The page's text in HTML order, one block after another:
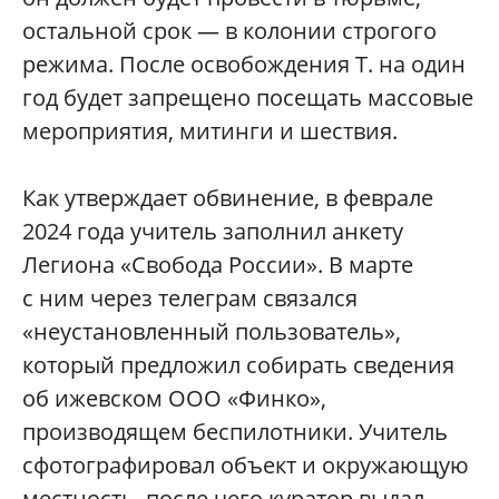
остальной срок — в колонии строгого
режима. После освобождения Т. на один
год будет запрещено посещать массовые
мероприятия, митинги и шествия.
Как утверждает обвинение, в феврале
2024 года учитель заполнил анкету
Легиона «Свобода России». В марте
с ним через телеграм связался
«неустановленный пользователь»,
который предложил собирать сведения
об ижевском ООО «Финко»,
производящем беспилотники. Учитель
сфотографировал объект и окружающую